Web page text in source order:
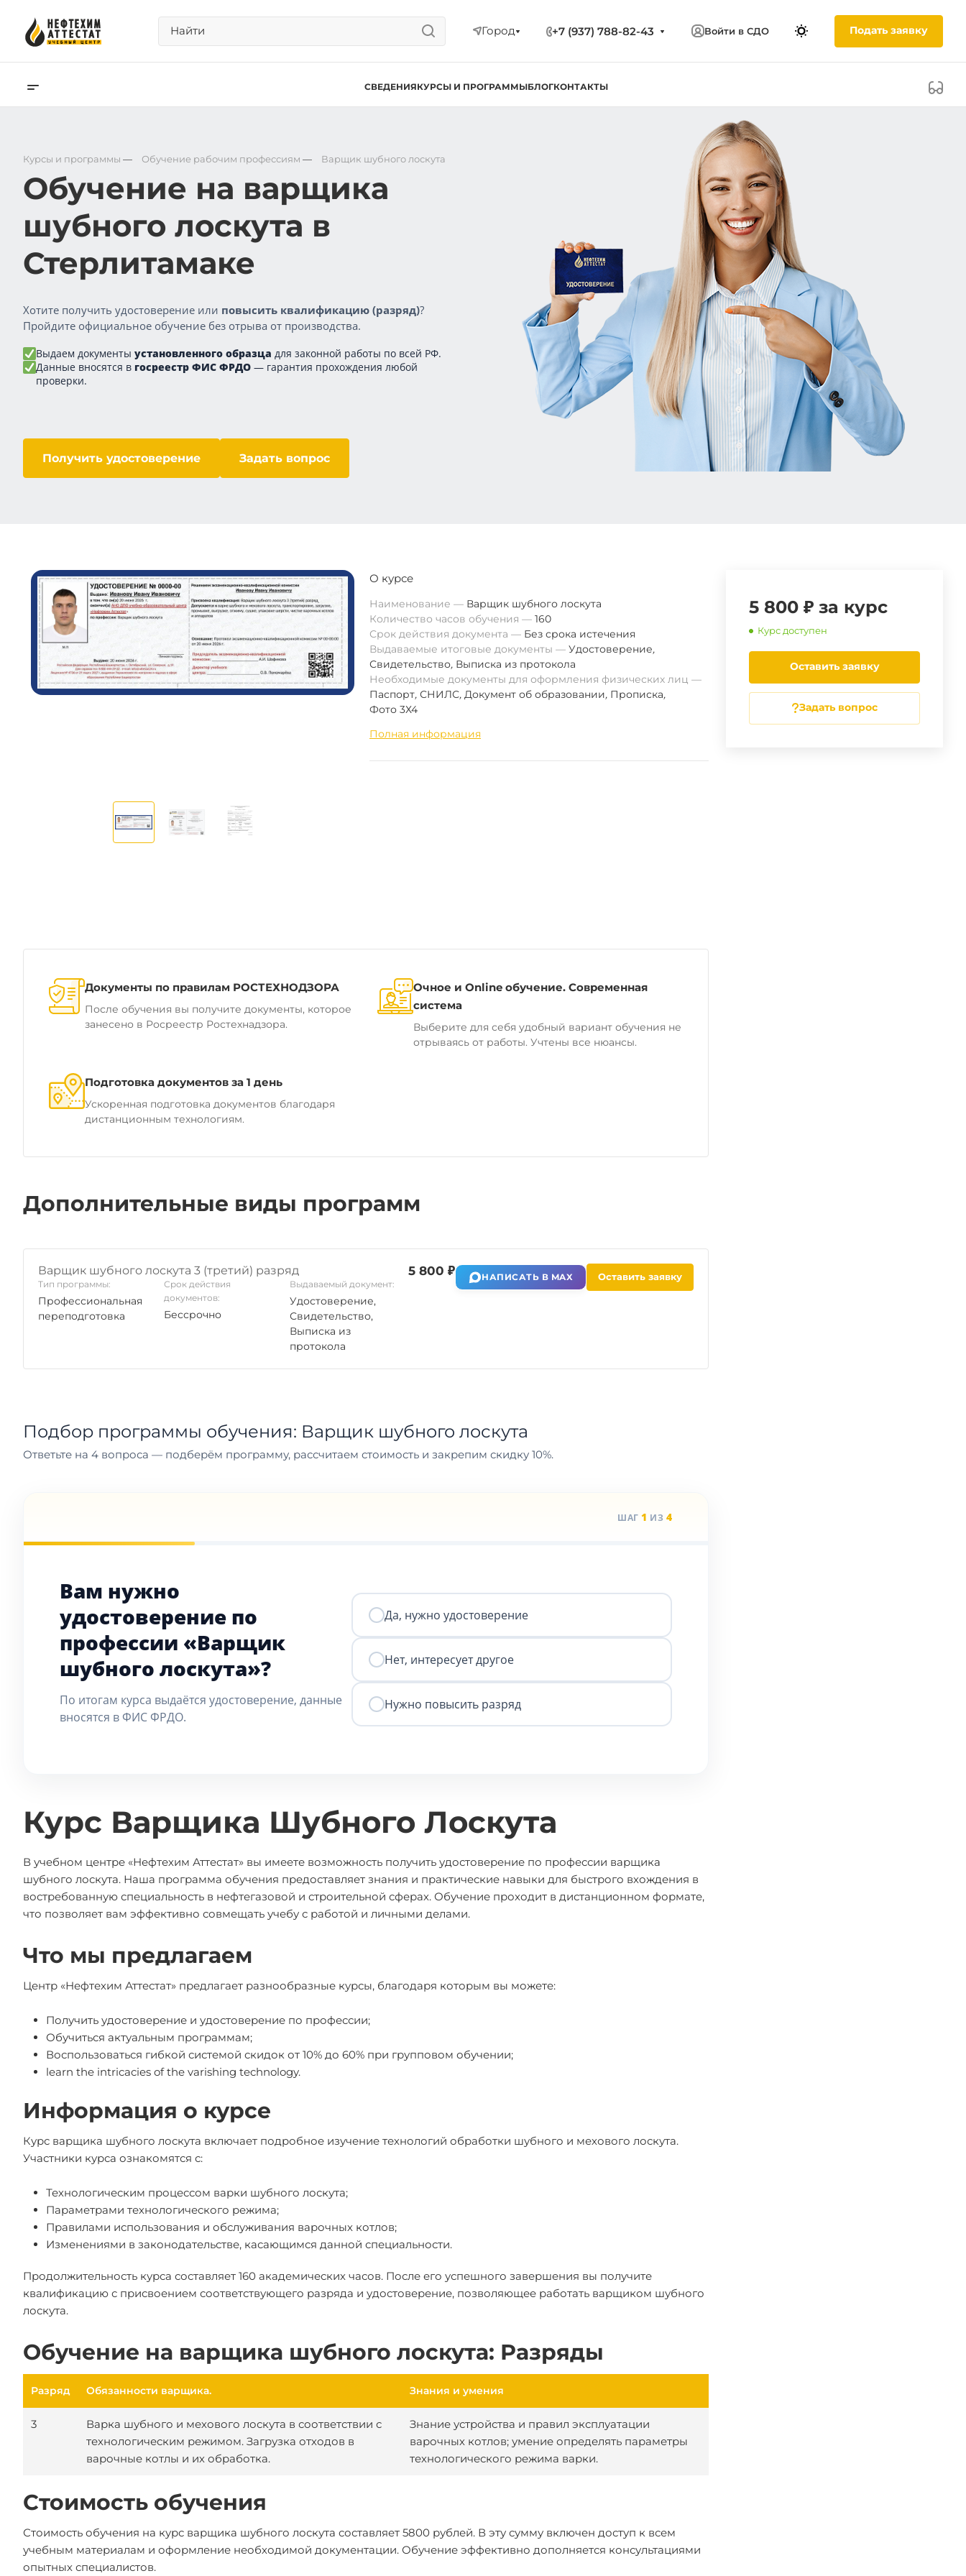
Город +7 (937) 788-82-43 Войти в СДО Подать заявку
СВЕДЕНИЯКУРСЫ И ПРОГРАММЫБЛОГКОНТАКТЫ
Курсы и программы — Обучение рабочим профессиям — Варщик шубного лоскута
Обучение на варщика
шубного лоскута в
Стерлитамаке
Хотите получить удостоверение или повысить квалификацию (разряд)?
Пройдите официальное обучение без отрыва от производства.
Выдаем документы установленного образца для законной работы по всей РФ.
Данные вносятся в госреестр ФИС ФРДО — гарантия прохождения любой
проверки.
Получить удостоверение Задать вопрос
5 800 ₽ за курс
Курс доступен
Оставить заявку
Задать вопрос
О курсе
Наименование
Варщик шубного лоскута
Количество часов обучения
160
Срок действия документа
Без срока истечения
Выдаваемые итоговые документы
Удостоверение,
Свидетельство, Выписка из протокола
Необходимые документы для оформления физических лиц
Паспорт, СНИЛС, Документ об образовании, Прописка,
Фото 3Х4
Полная информация
Документы по правилам РОСТЕХНОДЗОРА
После обучения вы получите документы, которое
занесено в Росреестр Ростехнадзора.
Очное и Online обучение. Современная
система
Выберите для себя удобный вариант обучения не
отрываясь от работы. Учтены все нюансы.
Подготовка документов за 1 день
Ускоренная подготовка документов благодаря
дистанционным технологиям.
Дополнительные виды программ
Варщик шубного лоскута 3 (третий) разряд
Тип программы:
Профессиональная
переподготовка
Срок действия
документов:
Бессрочно
Выдаваемый документ:
Удостоверение,
Свидетельство,
Выписка из
протокола
5 800 ₽ НАПИСАТЬ В MAX Оставить заявку
Подбор программы обучения: Варщик шубного лоскута
Ответьте на 4 вопроса — подберём программу, рассчитаем стоимость и закрепим скидку 10%.
ШАГ 1 ИЗ 4
Вам нужно
удостоверение по
профессии «Варщик
шубного лоскута»?
По итогам курса выдаётся удостоверение, данные
вносятся в ФИС ФРДО.
Да, нужно удостоверение
Нет, интересует другое
Нужно повысить разряд
Курс Варщика Шубного Лоскута
В учебном центре «Нефтехим Аттестат» вы имеете возможность получить удостоверение по профессии варщика
шубного лоскута. Наша программа обучения предоставляет знания и практические навыки для быстрого вхождения в
востребованную специальность в нефтегазовой и строительной сферах. Обучение проходит в дистанционном формате,
что позволяет вам эффективно совмещать учебу с работой и личными делами.
Что мы предлагаем
Центр «Нефтехим Аттестат» предлагает разнообразные курсы, благодаря которым вы можете:
Получить удостоверение и удостоверение по профессии;
Обучиться актуальным программам;
Воспользоваться гибкой системой скидок от 10% до 60% при групповом обучении;
learn the intricacies of the varishing technology.
Информация о курсе
Курс варщика шубного лоскута включает подробное изучение технологий обработки шубного и мехового лоскута.
Участники курса ознакомятся с:
Технологическим процессом варки шубного лоскута;
Параметрами технологического режима;
Правилами использования и обслуживания варочных котлов;
Изменениями в законодательстве, касающимся данной специальности.
Продолжительность курса составляет 160 академических часов. После его успешного завершения вы получите
квалификацию с присвоением соответствующего разряда и удостоверение, позволяющее работать варщиком шубного
лоскута.
Обучение на варщика шубного лоскута: Разряды
Разряд Обязанности варщика. Знания и умения
3
Варка шубного и мехового лоскута в соответствии с
технологическим режимом. Загрузка отходов в
варочные котлы и их обработка.
Знание устройства и правил эксплуатации
варочных котлов; умение определять параметры
технологического режима варки.
Стоимость обучения
Стоимость обучения на курс варщика шубного лоскута составляет 5800 рублей. В эту сумму включен доступ к всем
учебным материалам и оформление необходимой документации. Обучение эффективно дополняется консультациями
опытных специалистов.